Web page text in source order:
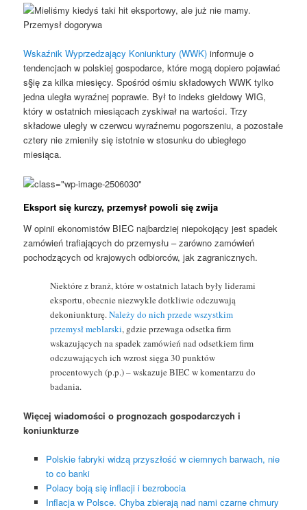
Wskaźnik Wyprzedzający Koniunktury (WWK) informuje o
tendencjach w polskiej gospodarce, które mogą dopiero pojawiać
s§ię za kilka miesięcy. Spośród ośmiu składowych WWK tylko
jedna uległa wyraźnej poprawie. Był to indeks giełdowy WIG,
który w ostatnich miesiącach zyskiwał na wartości. Trzy
składowe uległy w czerwcu wyraźnemu pogorszeniu, a pozostałe
cztery nie zmieniły się istotnie w stosunku do ubiegłego
miesiąca.
Eksport się kurczy, przemysł powoli się zwija
W opinii ekonomistów BIEC najbardziej niepokojący jest spadek
zamówień trafiających do przemysłu – zarówno zamówień
pochodzących od krajowych odbiorców, jak zagranicznych.
Niektóre z branż, które w ostatnich latach były liderami
eksportu, obecnie niezwykle dotkliwie odczuwają
dekoniunkturę.Należy do nich przede wszystkim
przemysł meblarski, gdzie przewaga odsetka firm
wskazujących na spadek zamówień nad odsetkiem firm
odczuwających ich wzrost sięga 30 punktów
procentowych (p.p.) – wskazuje BIEC w komentarzu do
badania.
Więcej wiadomości o prognozach gospodarczych i
koniunkturze
Polskie fabryki widzą przyszłość w ciemnych barwach, nie
to co banki
Polacy boją się inflacji i bezrobocia
Inflacja w Polsce. Chyba zbierają nad nami czarne chmury